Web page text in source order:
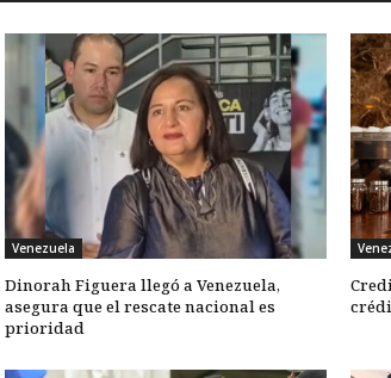
Venezuela
Dinorah Figuera llegó a Venezuela,
asegura que el rescate nacional es
prioridad